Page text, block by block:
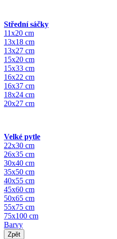
Střední sáčky
11x20 cm
13x18 cm
13x27 cm
15x20 cm
15x33 cm
16x22 cm
16x37 cm
18x24 cm
20x27 cm
Velké pytle
22x30 cm
26x35 cm
30x40 cm
35x50 cm
40x55 cm
45x60 cm
50x65 cm
55x75 cm
75x100 cm
Barvy
Zpět